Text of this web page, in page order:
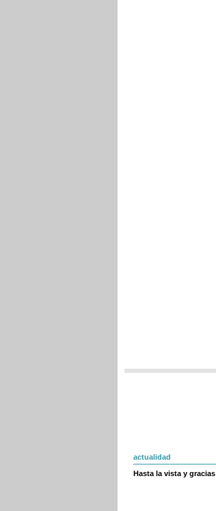
actualidad
Hasta la vista y gracias